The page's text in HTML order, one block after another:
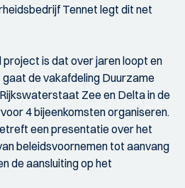
Tennet legt dit net
is dat over jaren loopt en
de vakafdeling Duurzame
Zee en Delta in de
4 bijeenkomsten organiseren.
een presentatie over het
beleidsvoornemen tot aanvang
de aansluiting op het